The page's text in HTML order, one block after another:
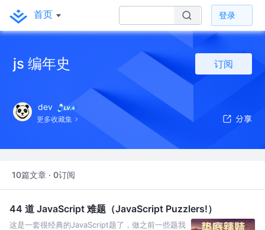
首页 登录
js 编年史 订阅
dev
更多收藏集
10篇文章 · 0订阅
44 道 JavaScript 难题（JavaScript Puzzlers!）
这是一套很经典的JavaScript题了，做之前一些题我